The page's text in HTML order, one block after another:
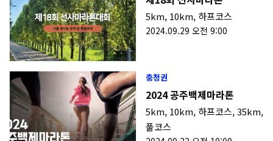
5km, 10km, 하프코스
2024.09.29 오전 9:00
충청권
2024 공주백제마라톤
5km, 10km, 하프코스,35km,
풀코스